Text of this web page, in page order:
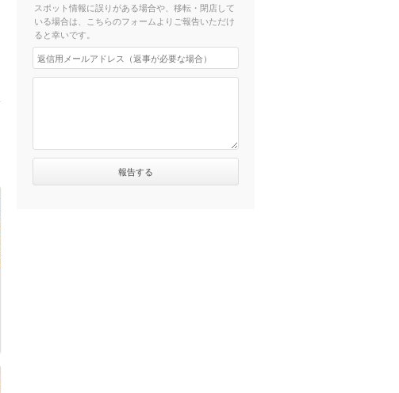
スポット情報に誤りがある場合や、移転・閉店して
いる場合は、こちらのフォームよりご報告いただけ
ると幸いです。